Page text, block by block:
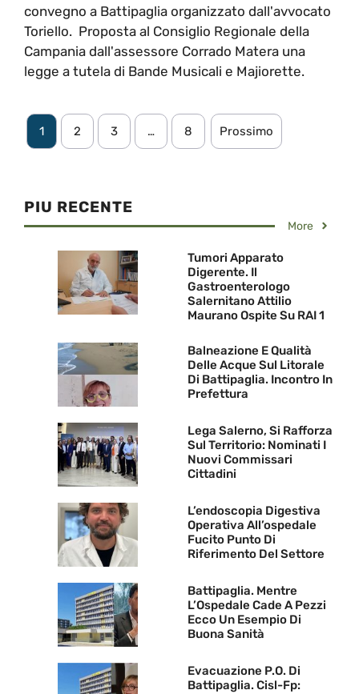
convegno a Battipaglia organizzato dall'avvocato
Toriello. Proposta al Consiglio Regionale della
Campania dall'assessore Corrado Matera una
legge a tutela di Bande Musicali e Majiorette.
1 2 3 … 8 Prossimo
PIU RECENTE
More
Tumori Apparato
Digerente. Il
Gastroenterologo
Salernitano Attilio
Maurano Ospite Su RAI 1
Balneazione E Qualità
Delle Acque Sul Litorale
Di Battipaglia. Incontro In
Prefettura
Lega Salerno, Si Rafforza
Sul Territorio: Nominati I
Nuovi Commissari
Cittadini
L’endoscopia Digestiva
Operativa All’ospedale
Fucito Punto Di
Riferimento Del Settore
Battipaglia. Mentre
L’Ospedale Cade A Pezzi
Ecco Un Esempio Di
Buona Sanità
Evacuazione P.O. Di
Battipaglia. Cisl-Fp: